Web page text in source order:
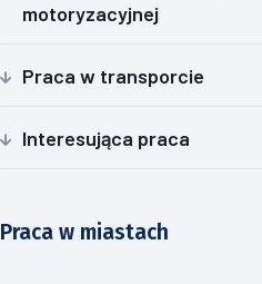
motoryzacyjnej
Praca w transporcie
Interesująca praca
Praca w miastach